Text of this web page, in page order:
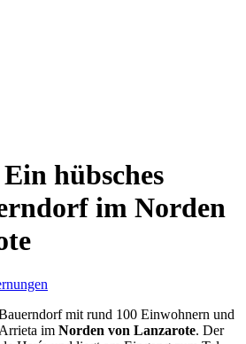
hübsches
im Norden
mit rund 100 Einwohnern und
im Norden von Lanzarote. Der